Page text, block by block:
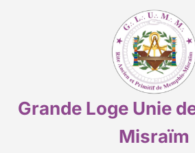
Grande Loge Unie
Misraïm